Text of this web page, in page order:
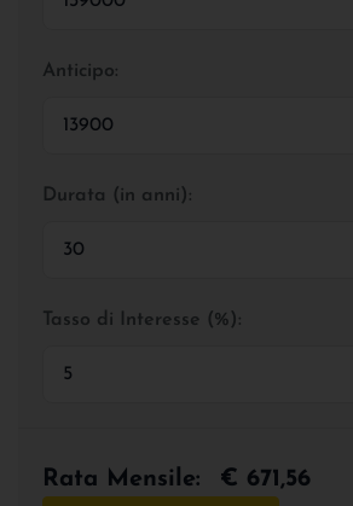
Anticipo:
Durata (in anni):
Tasso di Interesse (%):
Rata Mensile: € 671,56